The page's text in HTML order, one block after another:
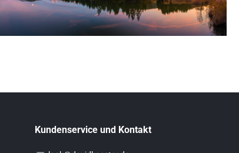
Kundenservice und Kontakt